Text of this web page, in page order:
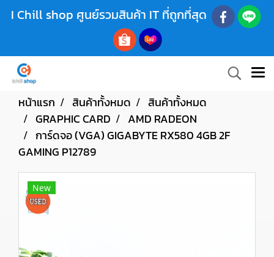
I Chill shop ศูนย์รวมสินค้า IT ที่ถูกที่สุด
หน้าแรก สินค้าทั้งหมด
สินค้าทั้งหมด
GRAPHIC CARD
AMD RADEON
การ์ดจอ (VGA) GIGABYTE RX580 4GB 2F
GAMING P12789
New